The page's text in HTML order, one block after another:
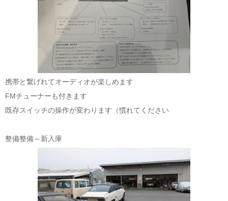
携帯と繋げれてオーディオが楽しめます
FMチューナーも付きます
既存スイッチの操作が変わります（慣れてください
整備整備～新入庫